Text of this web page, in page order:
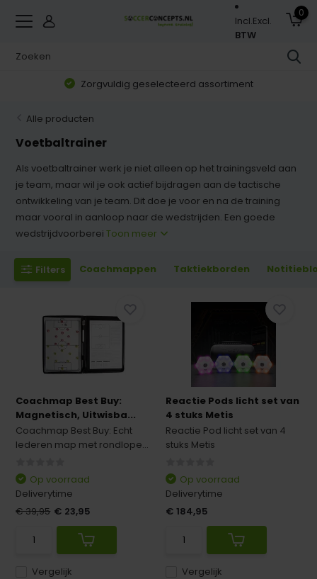
Incl.Excl.
BTW
0
Zorgvuldig geselecteerd assortiment
Alle producten
Voetbaltrainer
Als voetbaltrainer werk je niet alleen op het trainingsveld aan
je team, maar wil je ook actief bijdragen aan de tactische
ontwikkeling van je team. Dit doe je voor en na de training
maar vooral in aanloop naar de wedstrijden. Een goede
wedstrijdvoorbereiToon meer
Filters Coachmappen Taktiekborden
Coachmap Best Buy:
Magnetisch, Uitwisba...
Coachmap Best Buy: Echt
lederen map met rondlope...
Vergelijk
Op voorraad
Deliverytime
€ 39,95 € 23,95
Reactie Pods licht set van
4 stuks Metis
Reactie Pod licht set van 4
stuks Metis
Vergelijk
Op voorraad
Deliverytime
€ 184,95